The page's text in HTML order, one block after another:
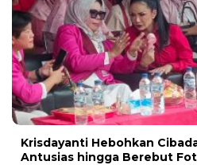
Krisdayanti Hebohkan
Antusias hingga Berebut